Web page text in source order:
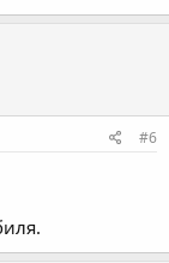
#6